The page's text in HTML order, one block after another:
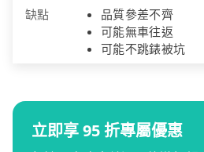
缺點
品質參差不齊
可能無車往返
可能不跳錶被坑
立即享 95 折專屬優惠